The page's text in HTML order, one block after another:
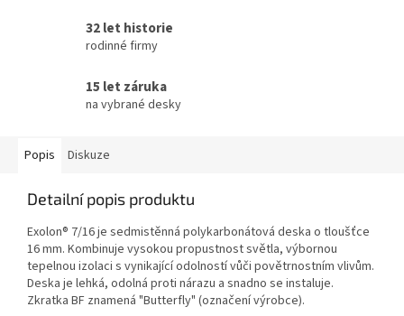
32 let historie
rodinné firmy
15 let záruka
na vybrané desky
Popis Diskuze
Detailní popis produktu
Exolon® 7/16 je sedmistěnná polykarbonátová deska o tloušťce
16 mm. Kombinuje vysokou propustnost světla, výbornou
tepelnou izolaci s vynikající odolností vůči povětrnostním vlivům.
Deska je lehká, odolná proti nárazu a snadno se instaluje.
Zkratka BF znamená "Butterfly" (označení výrobce).